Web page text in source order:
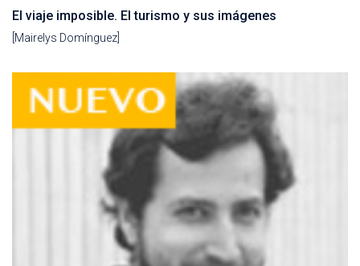
El viaje imposible. El turismo y sus imágenes
[Mairelys Domínguez]